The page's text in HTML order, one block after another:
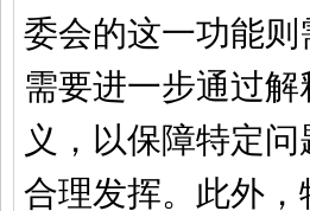
委会的这一功能
需要进一步通过
义，以保障特定
合理发挥。此外